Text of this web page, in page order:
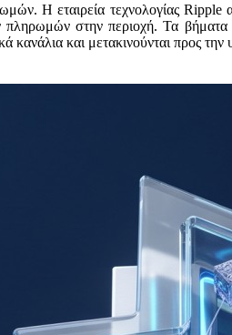
Η εταιρεία τεχνολογίας
στην περιοχή. Τα
κανάλια και μετακινούνται προς